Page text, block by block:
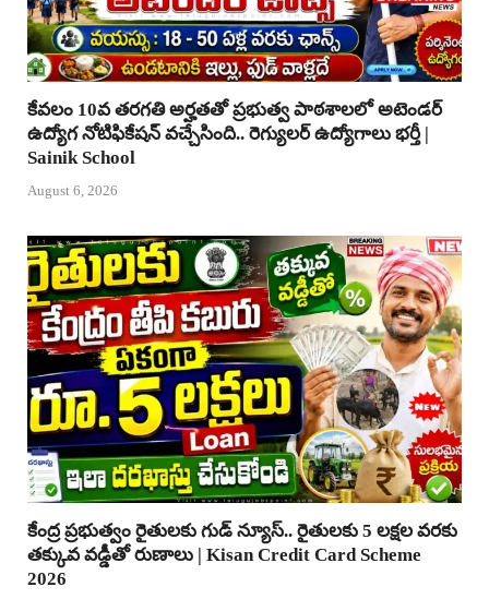
కేవలం 10వ తరగతి అర్హతతో ప్రభుత్వ పాఠశాలలో అటెండర్
ఉద్యోగ నోటిఫికేషన్ వచ్చేసింది.. రెగ్యులర్ ఉద్యోగాలు భర్తీ |
Sainik School
August 6, 2026
కేంద్ర ప్రభుత్వం రైతులకు గుడ్ న్యూస్.. రైతులకు 5 లక్షల వరకు
తక్కువ వడ్డీతో రుణాలు | Kisan Credit Card Scheme
2026